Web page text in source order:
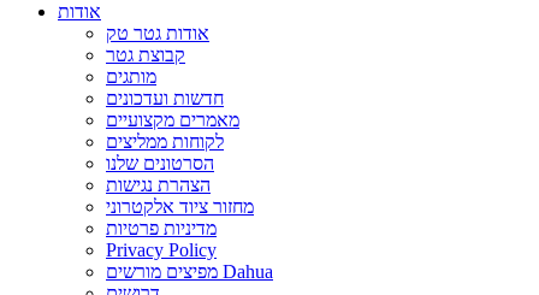
אודות
אודות גטר טק
קבוצת גטר
מותגים
חדשות ועדכונים
מאמרים מקצועיים
לקוחות ממליצים
הסרטונים שלנו
הצהרת נגישות
מחזור ציוד אלקטרוני
מדיניות פרטיות
Privacy Policy
מפיצים מורשים Dahua